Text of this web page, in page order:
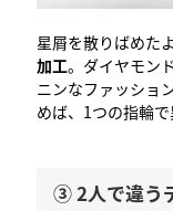
星屑を散りばめた
加工。ダイヤモン
ニンなファッショ
めば、1つの指輪で
③ 2人で違う